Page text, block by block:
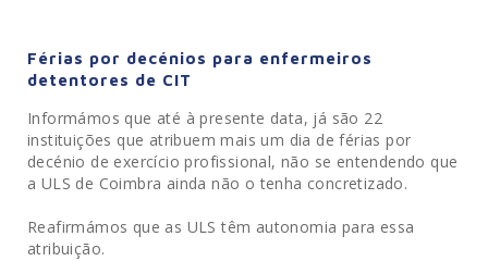
Férias por decénios para enfermeiros
detentores de CIT
Informámos que até à presente data, já são 22
instituições que atribuem mais um dia de férias por
decénio de exercício profissional, não se entendendo que
a ULS de Coimbra ainda não o tenha concretizado.
Reafirmámos que as ULS têm autonomia para essa
atribuição.